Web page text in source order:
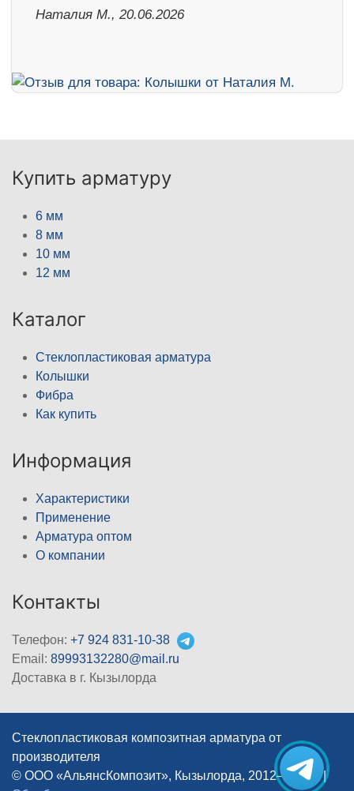
Наталия М., 20.06.2026
Купить арматуру
6 мм
8 мм
10 мм
12 мм
Каталог
Стеклопластиковая арматура
Колышки
Фибра
Как купить
Информация
Характеристики
Применение
Арматура оптом
О компании
Контакты
Телефон: +7 924 831-10-38
Email: 89993132280@mail.ru
Доставка в г. Кызылорда
Стеклопластиковая композитная арматура от
производителя
© ООО «АльянсКомпозит», Кызылорда, 2012–2026
|